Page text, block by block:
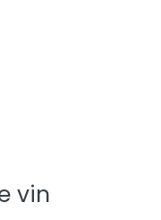
vin